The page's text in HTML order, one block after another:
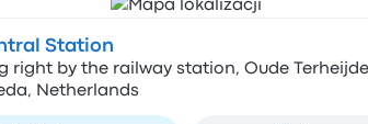
Station
right by the railway station, Oude
Netherlands